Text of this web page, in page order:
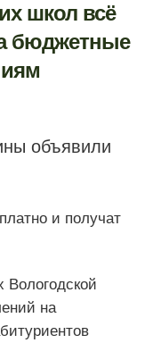
школ всё
бюджетные
объявили
и получат
Вологодской
на